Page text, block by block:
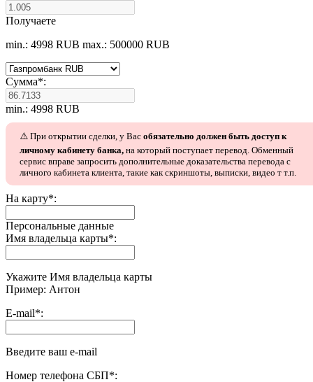
Получаете
min.: 4998 RUB max.: 500000 RUB
Сумма*:
min.: 4998 RUB
⚠️ При открытии сделки, у Вас обязательно должен быть доступ к
личному кабинету банка, на который поступает перевод. Обменный
сервис вправе запросить дополнительные доказательства перевода с
личного кабинета клиента, такие как скриншоты, выписки, видео т т.п.
На карту*:
Персональные данные
Имя владельца карты*:
Укажите Имя владельца карты
Пример: Антон
E-mail*:
Введите ваш e-mail
Номер телефона СБП*: